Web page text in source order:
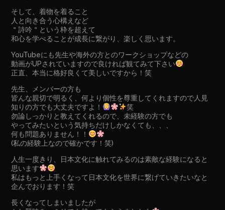
そして、着物を着ること
人と向き合う心構えなど
＂詩吟＂という枠を超えて
和心を学べることが成長に繋がり、楽しく思います。
YouTubeにも先生や海外の方とのワークショップなどの
動画がUPされていますので良ければ観てみて下さい
正直、本当に格好良くて美しいですから！笑
先生、メンバーの方も
皆んな親切で明るく、何より個性を尊重してくれますので人見
知りの方でも大丈夫ですよ！
笑
勿論しっかりと教えてくれるので、未経験の方でも
やってみたいという気持ちだけしかなくても、、、
何も問題ありません！！
(私の経験上なので確かです！笑)
人生一度きり、日本文化に触れてみるのは素敵な経験になると
思います
私はもっと上手くなって日本文化を世界に繋げていきたいなと
企んでおります！笑
長くなってしまいましたが